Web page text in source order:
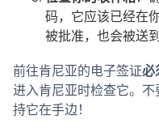
码，它应该已经在
被批准，也会被送到
前往肯尼亚的电子签证必
进入肯尼亚时检查它。不
持它在手边！